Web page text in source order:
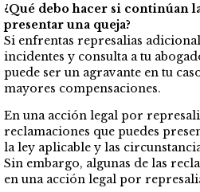
¿Qué debo hacer si continúan
presentar una queja?
Si enfrentas represalias
incidentes y consulta a tu
puede ser un agravante en tu
mayores compensaciones.
En una acción legal por
reclamaciones que puedes
la ley aplicable y las
Sin embargo, algunas de las
en una acción legal por